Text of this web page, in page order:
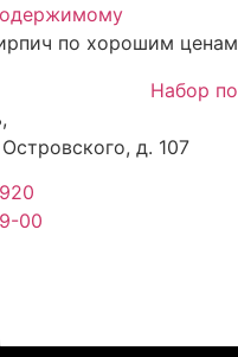
по хорошим ценам
д. 107
00